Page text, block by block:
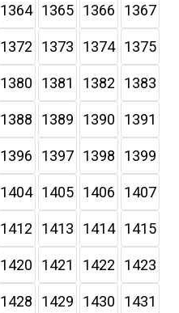
1364 1365 1366 1367
1372 1373 1374 1375
1380 1381 1382 1383
1388 1389 1390 1391
1396 1397 1398 1399
1404 1405 1406 1407
1412 1413 1414 1415
1420 1421 1422 1423
1428 1429 1430 1431